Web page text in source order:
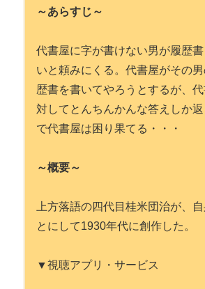
～あらすじ～
代書屋に字が書けない男が履歴
いと頼みにくる。代書屋がその
歴書を書いてやろうとするが、
対してとんちんかんな答えしか
で代書屋は困り果てる・・・
～概要～
上方落語の四代目桂米団治が、
とにして1930年代に創作した。
▼視聴アプリ・サービス